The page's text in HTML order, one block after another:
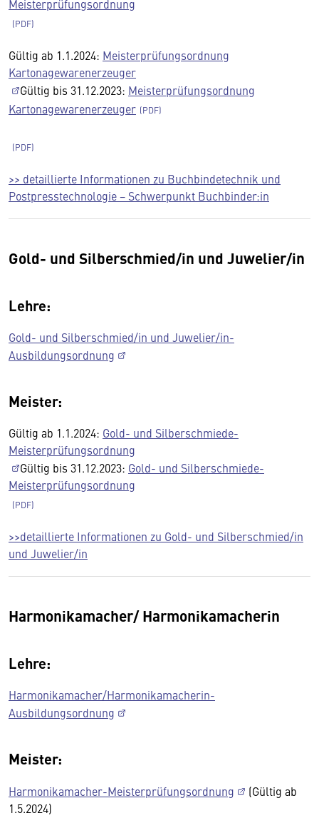
Meisterprüfungsordnung
Gültig ab 1.1.2024: Meisterprüfungsordnung
Kartonagewarenerzeuger
Gültig bis 31.12.2023: Meisterprüfungsordnung
Kartonagewarenerzeuger
>> detaillierte Informationen zu Buchbindetechnik und
Postpresstechnologie − Schwerpunkt Buchbinder:in
Gold- und Silberschmied/in und Juwelier/in
Lehre:
Gold- und Silberschmied/in und Juwelier/in-
Ausbildungsordnung
Meister:
Gültig ab 1.1.2024: Gold- und Silberschmiede-
Meisterprüfungsordnung
Gültig bis 31.12.2023: Gold- und Silberschmiede-
Meisterprüfungsordnung
>>detaillierte Informationen zu Gold- und Silberschmied/in
und Juwelier/in
Harmonikamacher/ Harmonikamacherin
Lehre:
Harmonikamacher/Harmonikamacherin-
Ausbildungsordnung
Meister:
Harmonikamacher-Meisterprüfungsordnung
(Gültig ab
1.5.2024)